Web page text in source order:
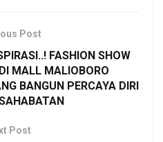
Post
FASHION SHOW
MALL MALIOBORO
BANGUN PERCAYA DIRI
Post